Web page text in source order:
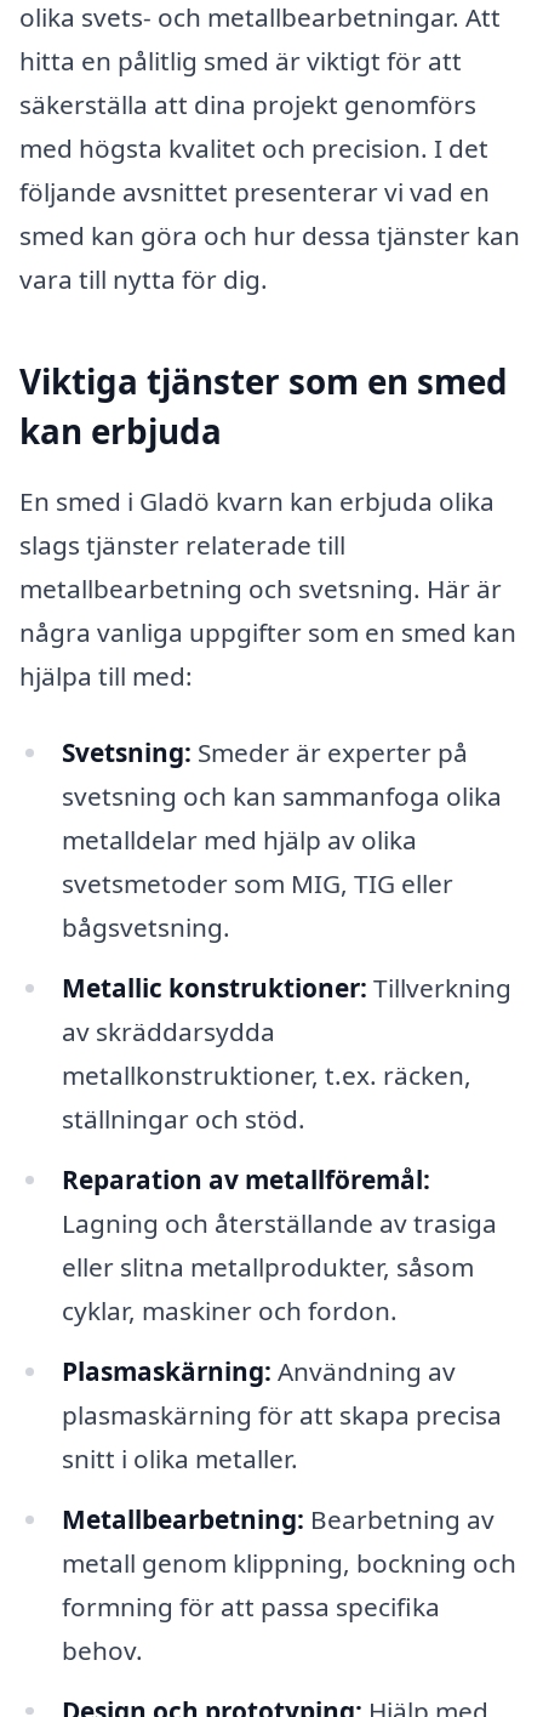
olika svets- och metallbearbetningar. Att
hitta en pålitlig smed är viktigt för att
säkerställa att dina projekt genomförs
med högsta kvalitet och precision. I det
följande avsnittet presenterar vi vad en
smed kan göra och hur dessa tjänster kan
vara till nytta för dig.
Viktiga tjänster som en smed
kan erbjuda
En smed i Gladö kvarn kan erbjuda olika
slags tjänster relaterade till
metallbearbetning och svetsning. Här är
några vanliga uppgifter som en smed kan
hjälpa till med:
Svetsning: Smeder är experter på
svetsning och kan sammanfoga olika
metalldelar med hjälp av olika
svetsmetoder som MIG, TIG eller
bågsvetsning.
Metallic konstruktioner: Tillverkning
av skräddarsydda
metallkonstruktioner, t.ex. räcken,
ställningar och stöd.
Reparation av metallföremål:
Lagning och återställande av trasiga
eller slitna metallprodukter, såsom
cyklar, maskiner och fordon.
Plasmaskärning: Användning av
plasmaskärning för att skapa precisa
snitt i olika metaller.
Metallbearbetning: Bearbetning av
metall genom klippning, bockning och
formning för att passa specifika
behov.